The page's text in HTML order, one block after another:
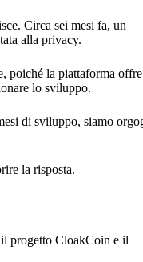
Circa sei mesi fa, un
alla privacy.
poiché la piattaforma offre
lo sviluppo.
di sviluppo, siamo
la risposta.
progetto CloakCoin e il